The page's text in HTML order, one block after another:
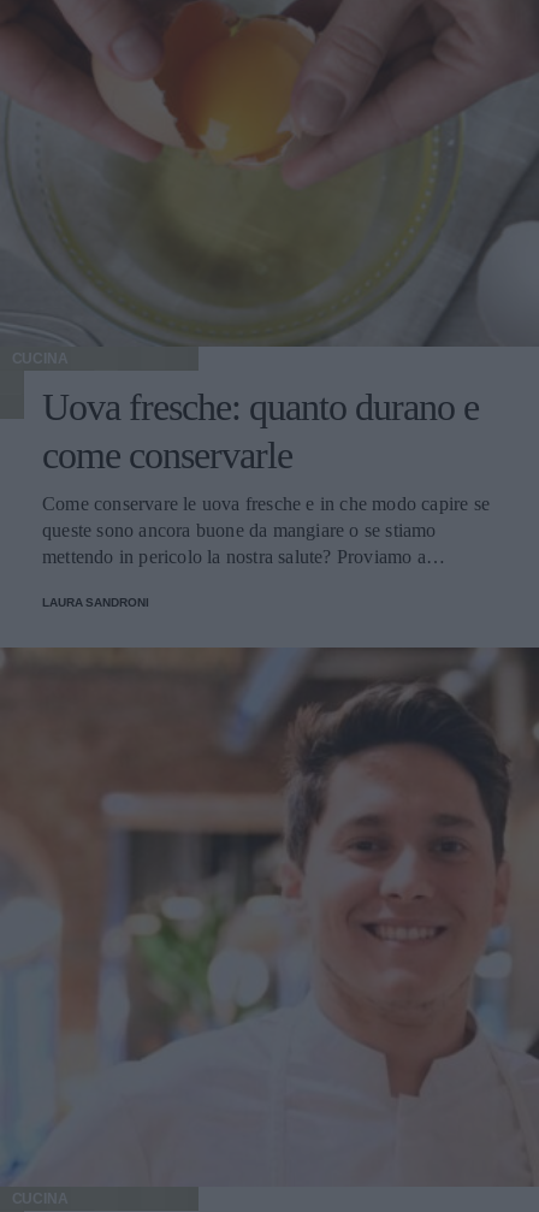
altri ingredienti. Lavorate fino ad ottenere un impasto il più
possibile omogeneo. Con le mani umide formate delle
palline grosse come una noce e possibilmente delle stesse
dimensioni, passatele nella restante farina di cocco,
disponetele su una placca da forno ben distanziate tra loro
e premetele leggermente con le mani. Infornate a forno già
CUCINA
Uova fresche: quanto durano e
come conservarle
Come conservare le uova fresche e in che modo capire se
queste sono ancora buone da mangiare o se stiamo
mettendo in pericolo la nostra salute? Proviamo a
LAURA SANDRONI
CUCINA